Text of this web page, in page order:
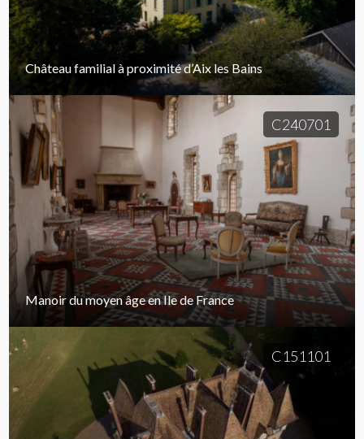
Château familial à proximité d’Aix les Bains
C240701
Manoir du moyen âge en Ile de France
C151101